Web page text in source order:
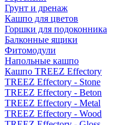
Грунт и дренаж
Кашпо для цветов
Горшки для подоконника
Балконные ящики
Фитомодули
Напольные кашпо
Кашпо TREEZ Effectory
TREEZ Effectory - Stone
TREEZ Effectory - Beton
TREEZ Effectory - Metal
TREEZ Effectory - Wood